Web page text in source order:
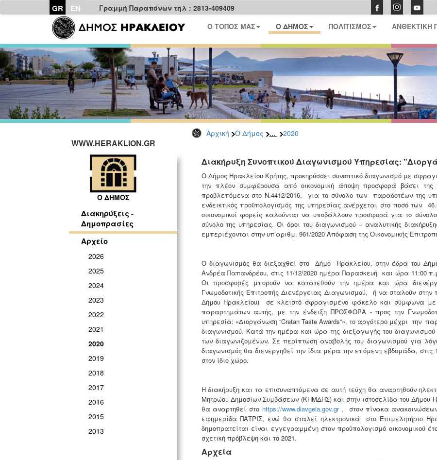
GR EN Γραμμή Παραπόνων τηλ : 2813-409409
Ο ΤΟΠΟΣ ΜΑΣ Ο ΔΗΜΟΣ ΠΟΛΙΤΙΣΜΟΣ ΑΝΘΕΚΤΙΚΗ
Αρχική Ο Δήμος ... 2020
WWW.HERAKLION.GR
Ο ΔΗΜΟΣ
Διακηρύξεις -
Δημοπρασίες
Αρχείο
2026
2025
2024
2023
2022
2021
2020
2019
2018
2017
2016
2015
2013
Διακήρυξη Συνοπτικού Διαγωνισμού Yπηρεσίας:
Ο Δήμος Ηρακλείου Κρήτης, προκηρύσσει συνοπτικό διαγωνισμό με
την πλέον συμφέρουσα από οικονομική άποψη προσφορά βάσει της
προβλεπόμενα στο Ν.4412/2016, για το σύνολο των παραδοτέων της
ενδεικτικός προϋπολογισμός της υπηρεσίας ανέρχεται στο ποσό των
οικονομικοί φορείς καλούνται να υποβάλλουν προσφορά για το
σύνολο της υπηρεσίας. Οι όροι του διαγωνισμού – αναλυτικής
εμπεριέχονται στην υπ’αριθμ. 961/2020 Απόφαση της Οικονομικής
Ο διαγωνισμός θα διεξαχθεί στο Δήμο Ηρακλείου, στην έδρα του
Ανδρέα Παπανδρέου, στις 11/12/2020 ημέρα Παρασκευή και ώρα 11:00
Οι προσφορές μπορούν να κατατεθούν την ημέρα και ώρα
Γνωμοδοτικής Επιτροπής Διενέργειας Διαγωνισμού, ή να σταλούν
Δήμου Ηρακλείου) σε κλειστό σφραγισμένο φάκελο και σύμφωνα με
παραρτημάτων αυτής, με την ένδειξη ΠΡΟΣΦΟΡΑ - προς την
υπηρεσία: «Διοργάνωση “Cretan Taste Awards”», το αργότερο μέχρι την
διαγωνισμού. Κατά την ημέρα και ώρα της διεξαγωγής του
των διαγωνιζομένων. Σε περίπτωση αναβολής του διαγωνισμού για
διαγωνισμός θα διενεργηθεί την ίδια μέρα την επόμενη εβδομάδα,
στον ίδιο χώρο.
Η διακήρυξη και τα επισυναπτόμενα σε αυτή τεύχη θα αναρτηθούν
Μητρώου Δημοσίων Συμβάσεων (ΚΗΜΔΗΣ) και στην ιστοσελίδα του Δήμου
θα αναρτηθεί στο https://www.diavgeia.gov.gr, στον πίνακα
εφημερίδα ΠΑΤΡΙΣ, ενώ θα σταλεί ηλεκτρονικά στο Επιμελητήριο
δημοπρατείται είναι εγγεγραμμένη στον προϋπολογισμό οικονομικού
σχετική πρόβλεψη και το 2021.
Αρχεία